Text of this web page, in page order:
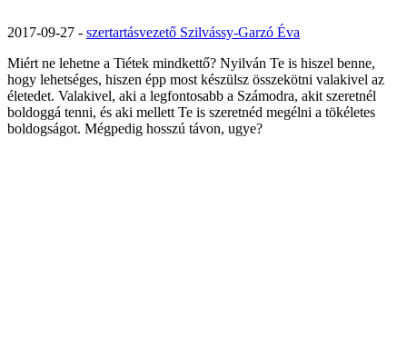
2017-09-27 - szertartásvezető Szilvássy-Garzó Éva
Miért ne lehetne a Tiétek mindkettő? Nyilván Te is hiszel benne,
hogy lehetséges, hiszen épp most készülsz összekötni valakivel az
életedet. Valakivel, aki a legfontosabb a Számodra, akit szeretnél
boldoggá tenni, és aki mellett Te is szeretnéd megélni a tökéletes
boldogságot. Mégpedig hosszú távon, ugye?